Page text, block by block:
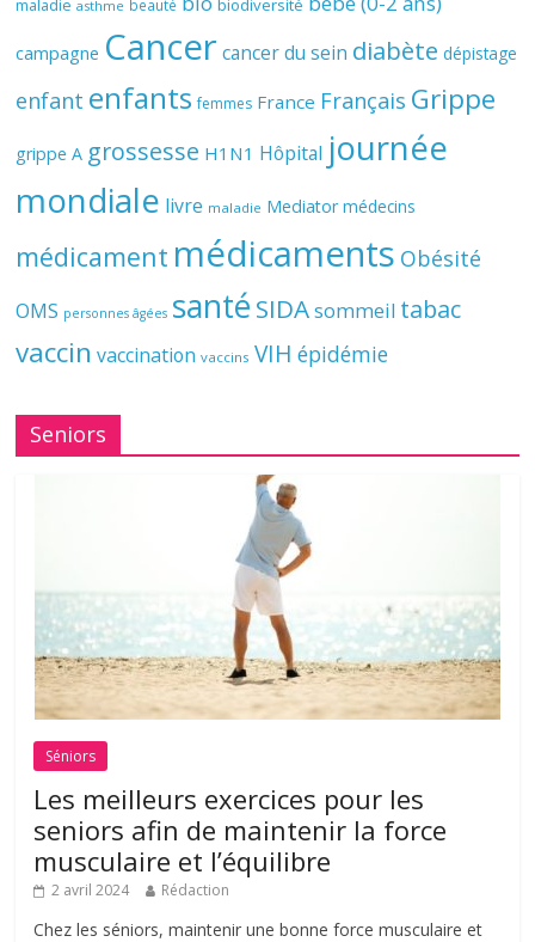
maladie asthme beauté biodiversité
campagne Cancer cancer du sein diabète dépistage
enfant enfants femmes France Français Grippe
grippe A grossesse H1N1 Hôpital journée
mondiale livre maladie Mediator médecins
médicament médicaments Obésité
OMS personnes âgées santé SIDAsommeil tabac
vaccin vaccination vaccins VIH épidémie
Seniors
Séniors
Les meilleurs exercices pour les
seniors afin de maintenir la force
musculaire et l’équilibre
2 avril 2024 Rédaction
Chez les séniors, maintenir une bonne force musculaire et